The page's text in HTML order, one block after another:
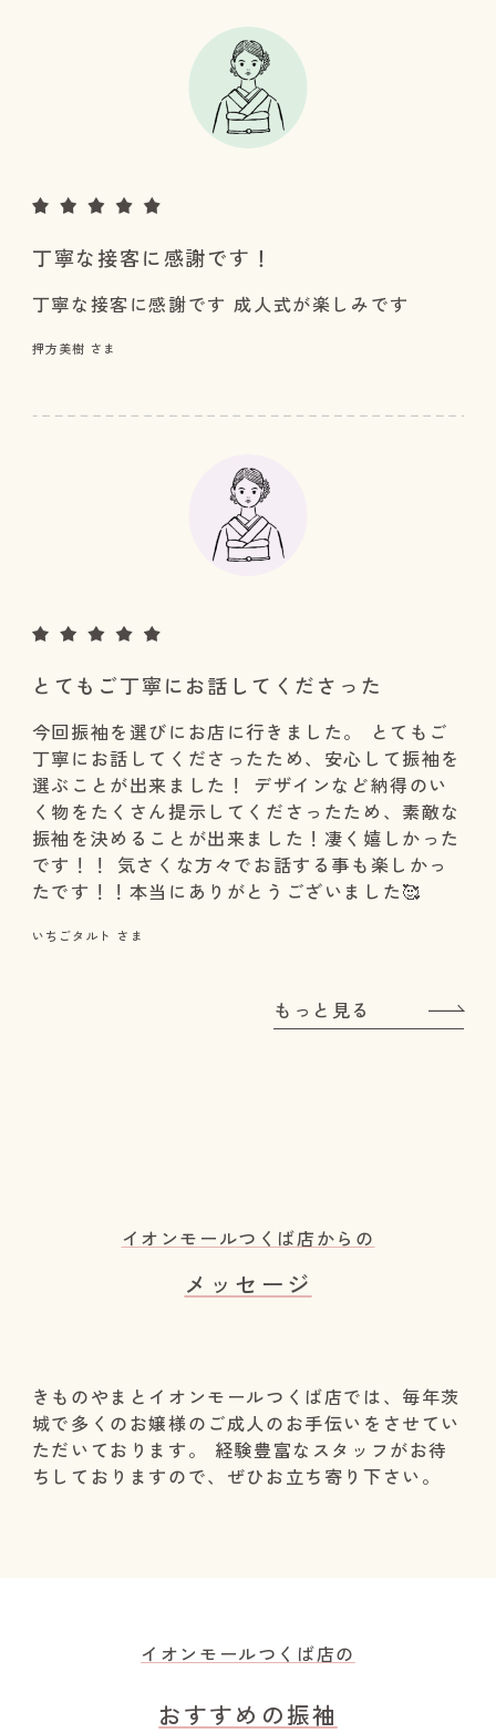
丁寧な接客に感謝です！
丁寧な接客に感謝です 成人式が楽しみです
押方美樹 さま
とてもご丁寧にお話してくださった
今回振袖を選びにお店に行きました。 とてもご
丁寧にお話してくださったため、安心して振袖を
選ぶことが出来ました！ デザインなど納得のい
く物をたくさん提示してくださったため、素敵な
振袖を決めることが出来ました！凄く嬉しかった
です！！ 気さくな方々でお話する事も楽しかっ
たです！！本当にありがとうございました🥰
いちごタルト さま
もっと見る
イオンモールつくば店からの
メッセージ
きものやまとイオンモールつくば店では、毎年茨
城で多くのお嬢様のご成人のお手伝いをさせてい
ただいております。 経験豊富なスタッフがお待
ちしておりますので、ぜひお立ち寄り下さい。
イオンモールつくば店の
おすすめの振袖